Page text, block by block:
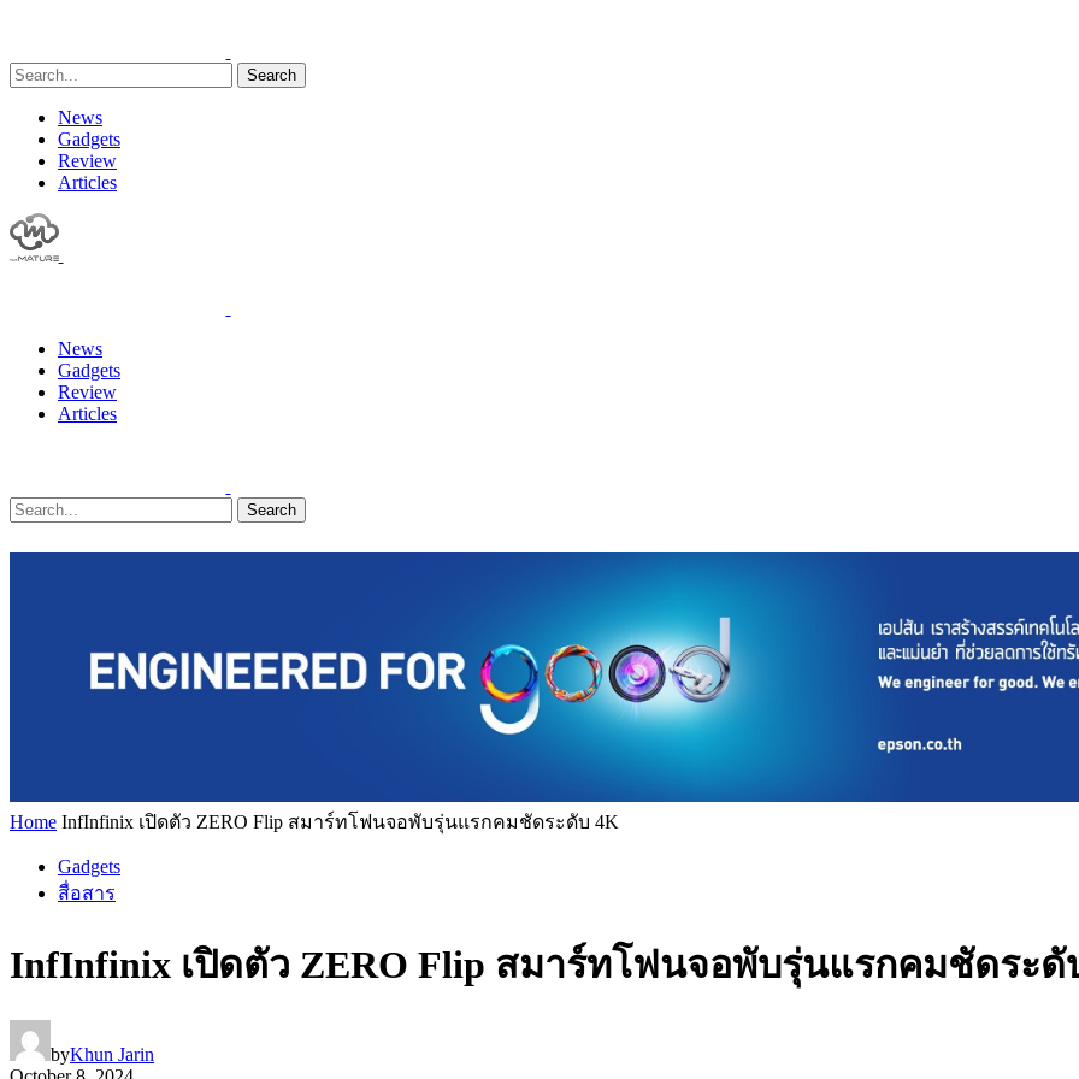
Search
News
Gadgets
Review
Articles
News
Gadgets
Review
Articles
Search
Home InfInfinix เปิดตัว ZERO Flip สมาร์ทโฟนจอพับรุ่นแรกคมชัดระดับ 4K
Gadgets
สื่อสาร
InfInfinix เปิดตัว ZERO Flip สมาร์ทโฟนจอพับรุ่นแรกคมชัดระดั
byKhun Jarin